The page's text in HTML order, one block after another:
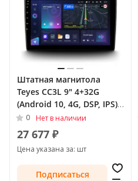
Штатная магнитола
Teyes CC3L 9" 4+32G
(Android 10, 4G, DSP, IPS)
для Audi TT II (8J) 2006 -
2010
0 Нет в наличии
27 677 ₽
Цена указана за: шт
Подписаться